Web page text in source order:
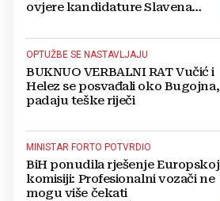
ovjere kandidature Slavena
OPTUŽBE SE NASTAVLJAJU
BUKNUO VERBALNI RAT Vučić i
Helez se posvađali oko Bugojna,
padaju teške riječi
MINISTAR FORTO POTVRDIO
BiH ponudila rješenje Europskoj
komisiji: Profesionalni vozači ne
mogu više čekati